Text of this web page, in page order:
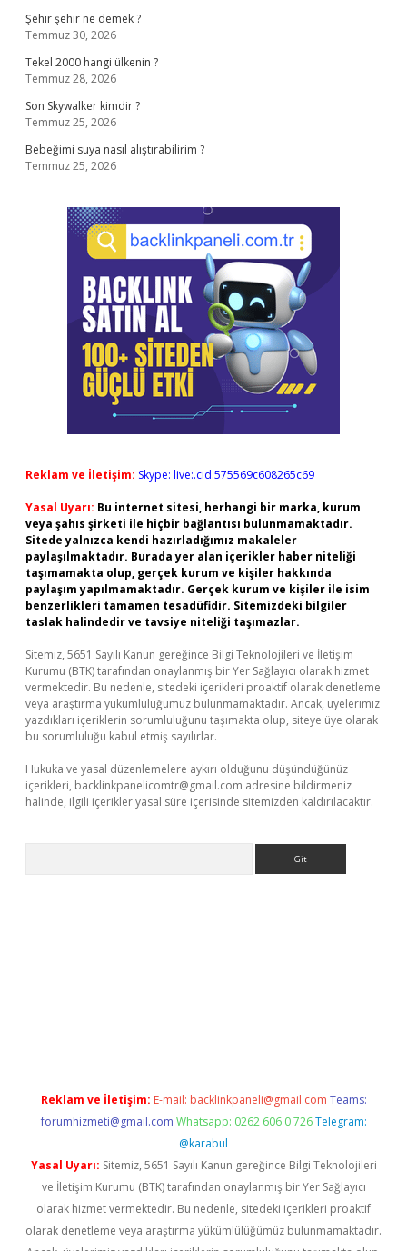
Şehir şehir ne demek ?
Temmuz 30, 2026
Tekel 2000 hangi ülkenin ?
Temmuz 28, 2026
Son Skywalker kimdir ?
Temmuz 25, 2026
Bebeğimi suya nasıl alıştırabilirim ?
Temmuz 25, 2026
Reklam ve İletişim: Skype: live:.cid.575569c608265c69
Yasal Uyarı: Bu internet sitesi, herhangi bir marka, kurum
veya şahıs şirketi ile hiçbir bağlantısı bulunmamaktadır.
Sitede yalnızca kendi hazırladığımız makaleler
paylaşılmaktadır. Burada yer alan içerikler haber niteliği
taşımamakta olup, gerçek kurum ve kişiler hakkında
paylaşım yapılmamaktadır. Gerçek kurum ve kişiler ile isim
benzerlikleri tamamen tesadüfidir. Sitemizdeki bilgiler
taslak halindedir ve tavsiye niteliği taşımazlar.
Sitemiz, 5651 Sayılı Kanun gereğince Bilgi Teknolojileri ve İletişim
Kurumu (BTK) tarafından onaylanmış bir Yer Sağlayıcı olarak hizmet
vermektedir. Bu nedenle, sitedeki içerikleri proaktif olarak denetleme
veya araştırma yükümlülüğümüz bulunmamaktadır. Ancak, üyelerimiz
yazdıkları içeriklerin sorumluluğunu taşımakta olup, siteye üye olarak
bu sorumluluğu kabul etmiş sayılırlar.
Hukuka ve yasal düzenlemelere aykırı olduğunu düşündüğünüz
içerikleri, backlinkpanelicomtr@gmail.com adresine bildirmeniz
halinde, ilgili içerikler yasal süre içerisinde sitemizden kaldırılacaktır.
Reklam ve İletişim: E-mail: backlinkpaneli@gmail.com Teams:
forumhizmeti@gmail.com Whatsapp: 0262 606 0 726 Telegram:
@karabul
Yasal Uyarı: Sitemiz, 5651 Sayılı Kanun gereğince Bilgi Teknolojileri
ve İletişim Kurumu (BTK) tarafından onaylanmış bir Yer Sağlayıcı
olarak hizmet vermektedir. Bu nedenle, sitedeki içerikleri proaktif
olarak denetleme veya araştırma yükümlülüğümüz bulunmamaktadır.